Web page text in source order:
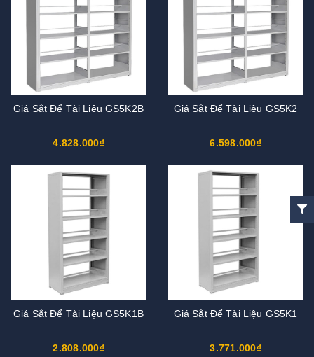
Giá Sắt Để Tài Liệu GS5K2B
4.828.000₫
Giá Sắt Để Tài Liệu GS5K2
6.598.000₫
Giá Sắt Để Tài Liệu GS5K1B
2.808.000₫
Giá Sắt Để Tài Liệu GS5K1
3.771.000₫